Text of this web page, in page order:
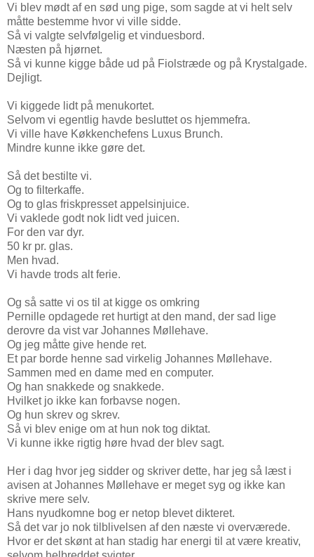
Vi blev mødt af en sød ung pige, som sagde at vi helt selv
måtte bestemme hvor vi ville sidde.
Så vi valgte selvfølgelig et vinduesbord.
Næsten på hjørnet.
Så vi kunne kigge både ud på Fiolstræde og på Krystalgade.
Dejligt.
Vi kiggede lidt på menukortet.
Selvom vi egentlig havde besluttet os hjemmefra.
Vi ville have Køkkenchefens Luxus Brunch.
Mindre kunne ikke gøre det.
Så det bestilte vi.
Og to filterkaffe.
Og to glas friskpresset appelsinjuice.
Vi vaklede godt nok lidt ved juicen.
For den var dyr.
50 kr pr. glas.
Men hvad.
Vi havde trods alt ferie.
Og så satte vi os til at kigge os omkring
Pernille opdagede ret hurtigt at den mand, der sad lige
derovre da vist var Johannes Møllehave.
Og jeg måtte give hende ret.
Et par borde henne sad virkelig Johannes Møllehave.
Sammen med en dame med en computer.
Og han snakkede og snakkede.
Hvilket jo ikke kan forbavse nogen.
Og hun skrev og skrev.
Så vi blev enige om at hun nok tog diktat.
Vi kunne ikke rigtig høre hvad der blev sagt.
Her i dag hvor jeg sidder og skriver dette, har jeg så læst i
avisen at Johannes Møllehave er meget syg og ikke kan
skrive mere selv.
Hans nyudkomne bog er netop blevet dikteret.
Så det var jo nok tilblivelsen af den næste vi overværede.
Hvor er det skønt at han stadig har energi til at være kreativ,